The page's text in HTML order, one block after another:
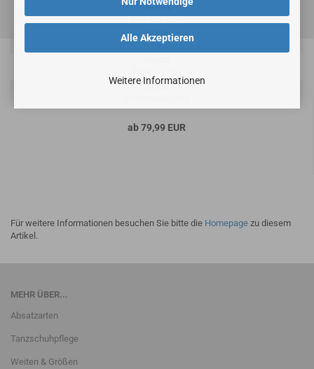
Alle Akzeptieren
Weitere Informationen
Material
dark tan Satin
Weite
normal
Sohle
ab 79,99 EUR
Für weitere Informationen besuchen Sie bitte die Homepage zu diesem
Artikel.
MEHR ÜBER...
Absatzarten
Tanzschuhpflege
Weiten & Größen